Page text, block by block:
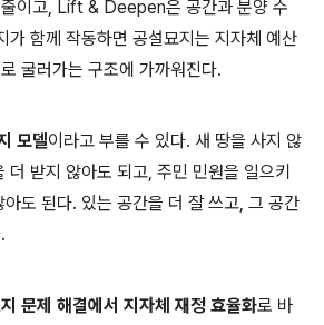
이고, Lift & Deepen은 공간과 분양 수
가 함께 작동하면 공설묘지는 지자체 예산
굴러가는 구조에 가까워진다.
모델이라고 부를 수 있다. 새 땅을 사지 않
더 받지 않아도 되고, 주민 민원을 일으키
도 된다. 있는 공간을 더 잘 쓰고, 그 공간
문제 해결에서 지자체 재정 효율화로 바